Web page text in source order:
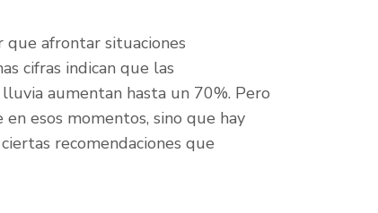
afrontar situaciones
cifras indican que las
aumentan hasta un 70%. Pero
esos momentos, sino que hay
recomendaciones que